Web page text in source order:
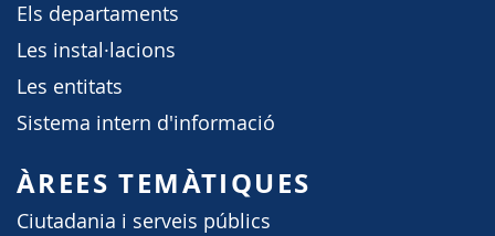
Els departaments
Les instal·lacions
Les entitats
Sistema intern d'informació
ÀREES TEMÀTIQUES
Ciutadania i serveis públics